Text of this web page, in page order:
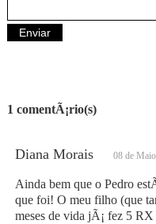
1 comentÃ¡rio(s)
Diana Morais 08 de
Ainda bem que o Pedro
que foi! O meu filho (que
meses de vida jÃ¡ fez 5